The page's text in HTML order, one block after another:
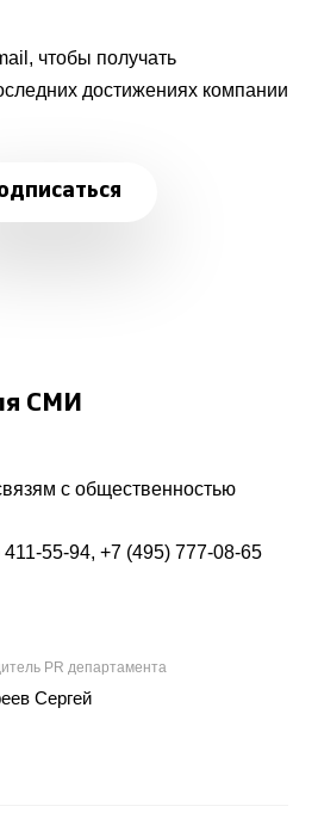
чтобы получать
достижениях компании
СМИ
с общественностью
411-55-94, +7 (495) 777-08-65
PR департамента
Сергей